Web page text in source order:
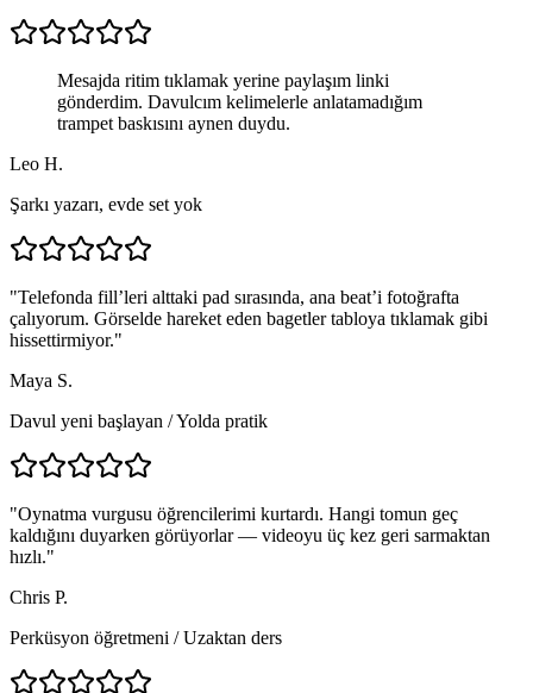
Mesajda ritim tıklamak yerine paylaşım linki
gönderdim. Davulcım kelimelerle anlatamadığım
trampet baskısını aynen duydu.
Leo H.
Şarkı yazarı, evde set yok
"Telefonda fill’leri alttaki pad sırasında, ana beat’i fotoğrafta
çalıyorum. Görselde hareket eden bagetler tabloya tıklamak gibi
hissettirmiyor."
Maya S.
Davul yeni başlayan /Yolda pratik
"Oynatma vurgusu öğrencilerimi kurtardı. Hangi tomun geç
kaldığını duyarken görüyorlar — videoyu üç kez geri sarmaktan
hızlı."
Chris P.
Perküsyon öğretmeni /Uzaktan ders